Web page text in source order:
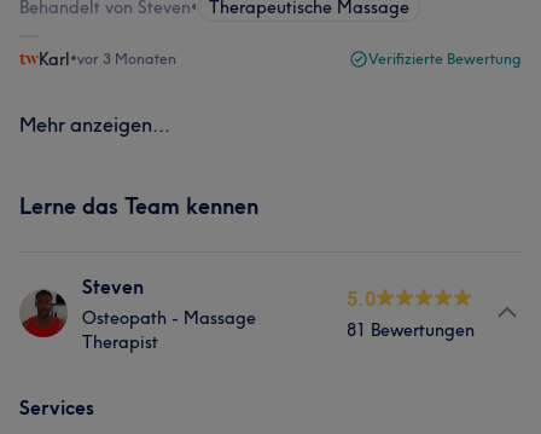
Behandelt von Steven• Therapeutische Massage
Karl•vor 3 Monaten Verifizierte Bewertung
Mehr anzeigen...
Lerne das Team kennen
Steven
Osteopath - Massage
Therapist
5.0
81 Bewertungen
Services